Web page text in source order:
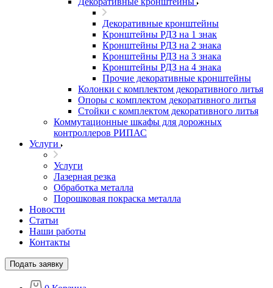
Декоративные кронштейны
Кронштейны РДЗ на 1 знак
Кронштейны РДЗ на 2 знака
Кронштейны РДЗ на 3 знака
Кронштейны РДЗ на 4 знака
Прочие декоративные кронштейны
Колонки с комплектом декоративного литья
Опоры с комплектом декоративного литья
Стойки с комплектом декоративного литья
Коммутационные шкафы для дорожных
контроллеров РИПАС
Услуги
Услуги
Лазерная резка
Обработка металла
Порошковая покраска металла
Новости
Статьи
Наши работы
Контакты
Подать заявку